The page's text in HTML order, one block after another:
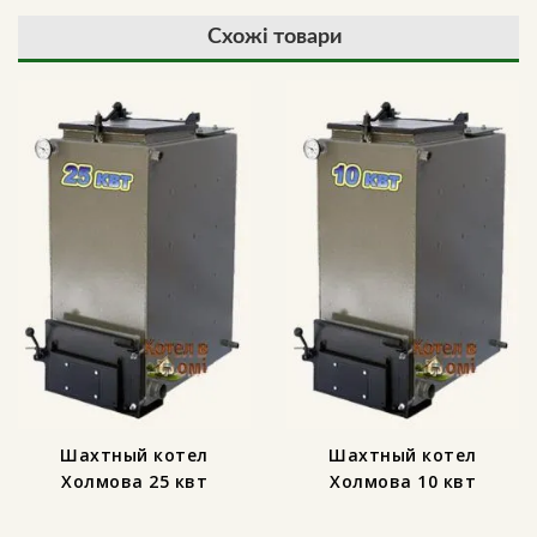
Схожі товари
Шахтный котел
Холмова 25 квт
Шахтный котел
Холмова 10 квт